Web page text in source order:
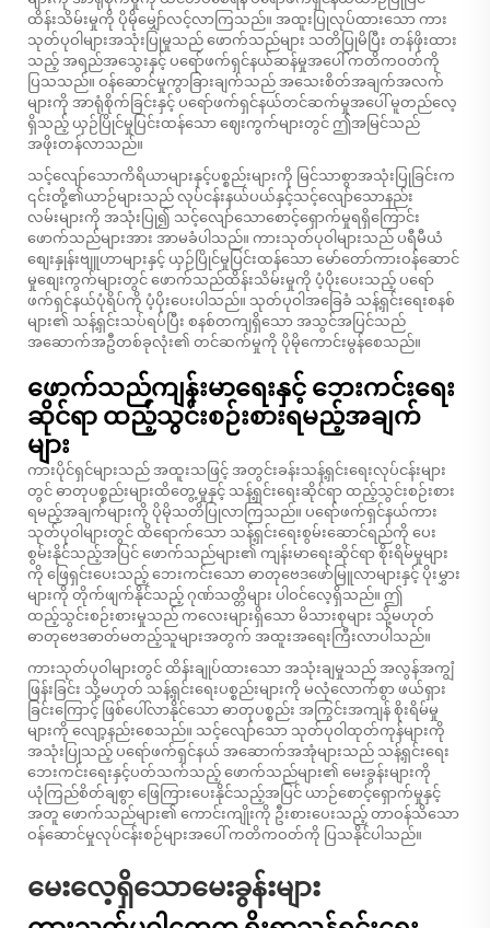
ထိန်းသိမ်းမှုကို ပိုမိုမျှော်လင့်လာကြသည်။ အထူးပြုလုပ်ထားသော ကား
သုတ်ပုဝါများအသုံးပြုမှုသည် ဖောက်သည်များ သတိပြုမိပြီး တန်ဖိုးထား
သည့် အရည်အသွေးနှင့် ပရော်ဖက်ရှင်နယ်ဆန်မှုအပေါ် ကတိကဝတ်ကို
ပြသသည်။ ဝန်ဆောင်မှုကွာခြားချက်သည် အသေးစိတ်အချက်အလက်
များကို အာရုံစိုက်ခြင်းနှင့် ပရော်ဖက်ရှင်နယ်တင်ဆက်မှုအပေါ် မူတည်လေ့
ရှိသည့် ယှဉ်ပြိုင်မှုပြင်းထန်သော ဈေးကွက်များတွင် ဤအမြင်သည်
အဖိုးတန်လာသည်။
သင့်လျော်သောကိရိယာများနှင့်ပစ္စည်းများကို မြင်သာစွာအသုံးပြုခြင်းက
၎င်းတို့၏ယာဉ်များသည် လုပ်ငန်းနယ်ပယ်နှင့်သင့်လျော်သောနည်း
လမ်းများကို အသုံးပြု၍ သင့်လျော်သောစောင့်ရှောက်မှုရရှိကြောင်း
ဖောက်သည်များအား အာမခံပါသည်။ ကားသုတ်ပုဝါများသည် ပရီမီယံ
စျေးနှုန်းဗျူဟာများနှင့် ယှဉ်ပြိုင်မှုပြင်းထန်သော မော်တော်ကားဝန်ဆောင်
မှုစျေးကွက်များတွင် ဖောက်သည်ထိန်းသိမ်းမှုကို ပံ့ပိုးပေးသည့် ပရော်
ဖက်ရှင်နယ်ပုံရိပ်ကို ပံ့ပိုးပေးပါသည်။ သုတ်ပုဝါအခြေခံ သန့်ရှင်းရေးစနစ်
များ၏ သန့်ရှင်းသပ်ရပ်ပြီး စနစ်တကျရှိသော အသွင်အပြင်သည်
အဆောက်အဦတစ်ခုလုံး၏ တင်ဆက်မှုကို ပိုမိုကောင်းမွန်စေသည်။
ဖောက်သည်ကျန်းမာရေးနှင့် ဘေးကင်းရေး
ဆိုင်ရာ ထည့်သွင်းစဉ်းစားရမည့်အချက်
များ
ကားပိုင်ရှင်များသည် အထူးသဖြင့် အတွင်းခန်းသန့်ရှင်းရေးလုပ်ငန်းများ
တွင် ဓာတုပစ္စည်းများထိတွေ့မှုနှင့် သန့်ရှင်းရေးဆိုင်ရာ ထည့်သွင်းစဉ်းစား
ရမည့်အချက်များကို ပိုမိုသတိပြုလာကြသည်။ ပရော်ဖက်ရှင်နယ်ကား
သုတ်ပုဝါများတွင် ထိရောက်သော သန့်ရှင်းရေးစွမ်းဆောင်ရည်ကို ပေး
စွမ်းနိုင်သည့်အပြင် ဖောက်သည်များ၏ ကျန်းမာရေးဆိုင်ရာ စိုးရိမ်မှုများ
ကို ဖြေရှင်းပေးသည့် ဘေးကင်းသော ဓာတုဗေဒဖော်မြူလာများနှင့် ပိုးမွှား
များကို တိုက်ဖျက်နိုင်သည့် ဂုဏ်သတ္တိများ ပါဝင်လေ့ရှိသည်။ ဤ
ထည့်သွင်းစဉ်းစားမှုသည် ကလေးများရှိသော မိသားစုများ သို့မဟုတ်
ဓာတုဗေဒဓာတ်မတည့်သူများအတွက် အထူးအရေးကြီးလာပါသည်။
ကားသုတ်ပုဝါများတွင် ထိန်းချုပ်ထားသော အသုံးချမှုသည် အလွန်အကျွံ
ဖြန်းခြင်း သို့မဟုတ် သန့်ရှင်းရေးပစ္စည်းများကို မလုံလောက်စွာ ဖယ်ရှား
ခြင်းကြောင့် ဖြစ်ပေါ်လာနိုင်သော ဓာတုပစ္စည်း အကြွင်းအကျန် စိုးရိမ်မှု
များကို လျော့နည်းစေသည်။ သင့်လျော်သော သုတ်ပုဝါထုတ်ကုန်များကို
အသုံးပြုသည့် ပရော်ဖက်ရှင်နယ် အဆောက်အအုံများသည် သန့်ရှင်းရေး
ဘေးကင်းရေးနှင့်ပတ်သက်သည့် ဖောက်သည်များ၏ မေးခွန်းများကို
ယုံကြည်စိတ်ချစွာ ဖြေကြားပေးနိုင်သည့်အပြင် ယာဉ်စောင့်ရှောက်မှုနှင့်
အတူ ဖောက်သည်များ၏ ကောင်းကျိုးကို ဦးစားပေးသည့် တာဝန်သိသော
ဝန်ဆောင်မှုလုပ်ငန်းစဉ်များအပေါ် ကတိကဝတ်ကို ပြသနိုင်ပါသည်။
မေးလေ့ရှိသောမေးခွန်းများ